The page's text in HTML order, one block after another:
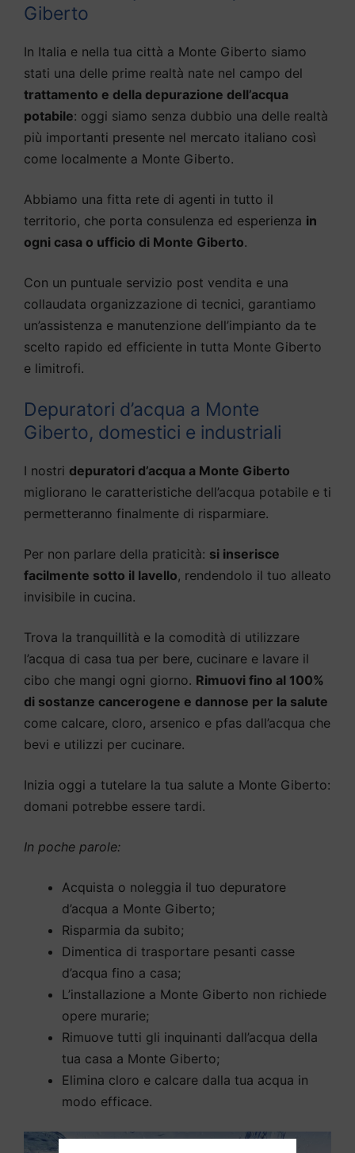
Giberto
In Italia e nella tua città a Monte Giberto siamo
stati una delle prime realtà nate nel campo del
trattamento e della depurazione dell’acqua
potabile: oggi siamo senza dubbio una delle realtà
più importanti presente nel mercato italiano così
come localmente a Monte Giberto.
Abbiamo una fitta rete di agenti in tutto il
territorio, che porta consulenza ed esperienza in
ogni casa o ufficio di Monte Giberto.
Con un puntuale servizio post vendita e una
collaudata organizzazione di tecnici, garantiamo
un’assistenza e manutenzione dell’impianto da te
scelto rapido ed efficiente in tutta Monte Giberto
e limitrofi.
Depuratori d’acqua a Monte
Giberto, domestici e industriali
I nostri depuratori d’acqua a Monte Giberto
migliorano le caratteristiche dell’acqua potabile e ti
permetteranno finalmente di risparmiare.
Per non parlare della praticità: si inserisce
facilmente sotto il lavello, rendendolo il tuo alleato
invisibile in cucina.
Trova la tranquillità e la comodità di utilizzare
l’acqua di casa tua per bere, cucinare e lavare il
cibo che mangi ogni giorno. Rimuovi fino al 100%
di sostanze cancerogene e dannose per la salute
come calcare, cloro, arsenico e pfas dall’acqua che
bevi e utilizzi per cucinare.
Inizia oggi a tutelare la tua salute a Monte Giberto:
domani potrebbe essere tardi.
In poche parole:
Acquista o noleggia il tuo depuratore
d’acqua a Monte Giberto;
Risparmia da subito;
Dimentica di trasportare pesanti casse
d’acqua fino a casa;
L’installazione a Monte Giberto non richiede
opere murarie;
Rimuove tutti gli inquinanti dall’acqua della
tua casa a Monte Giberto;
Elimina cloro e calcare dalla tua acqua in
modo efficace.